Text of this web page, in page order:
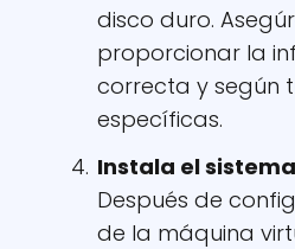
disco duro.
proporcionar la
correcta y según
específicas.
Instala el
Después de
de la máquina